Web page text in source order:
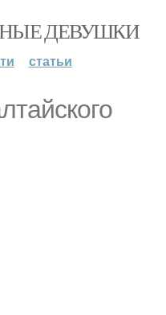
ДЕВУШКИ
статьи